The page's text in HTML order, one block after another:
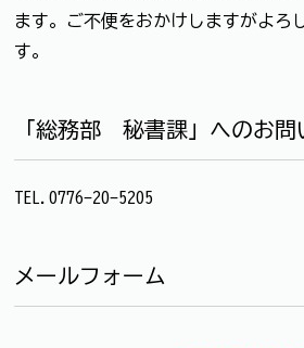
ます。ご不便をおかけしますがよろ
す。
「総務部 秘書課」へのお問
TEL.0776-20-5205
メールフォーム